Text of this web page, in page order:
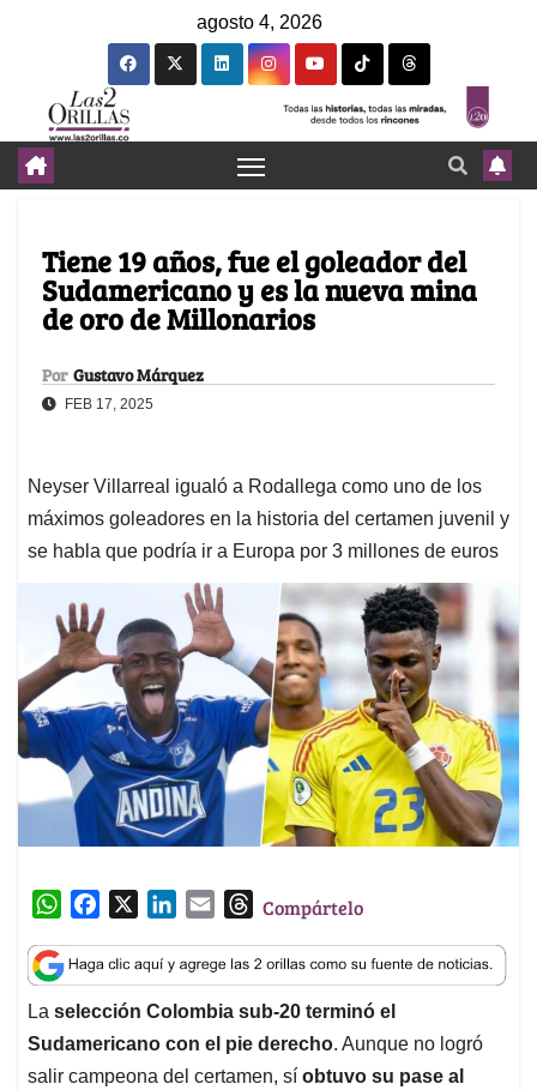
agosto 4, 2026
Tiene 19 años, fue el goleador del
Sudamericano y es la nueva mina
de oro de Millonarios
Por Gustavo Márquez
FEB 17, 2025
Neyser Villarreal igualó a Rodallega como uno de los
máximos goleadores en la historia del certamen juvenil y
se habla que podría ir a Europa por 3 millones de euros
W
a
t
s
A
p
c
e
b
o
o
n
k
e
d
I
a
i
l
T
r
e
a
d
s
Compártelo
La selección Colombia sub-20 terminó el
Sudamericano con el pie derecho. Aunque no logró
salir campeona del certamen, sí obtuvo su pase al